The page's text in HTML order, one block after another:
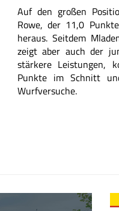
Auf den großen
Rowe, der 11,0
heraus. Seitdem
zeigt aber auch der
stärkere Leistungen,
Punkte im Schnitt
Wurfversuche.